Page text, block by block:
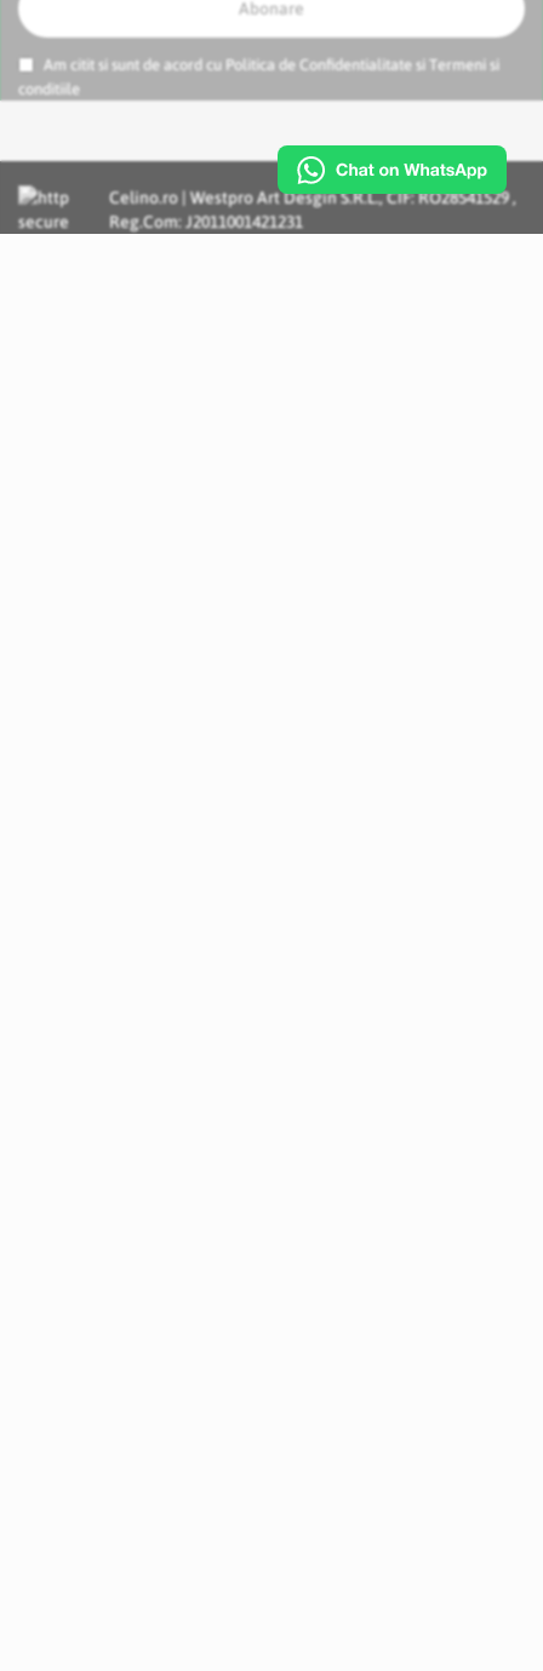
Abonare
Am citit si sunt de acord cu Politica de Confidentialitate si
Termeni si
conditiile
Celino.ro | Westpro Art Desgin S.R.L., CIF: RO28541529 ,
Reg.Com: J2011001421231